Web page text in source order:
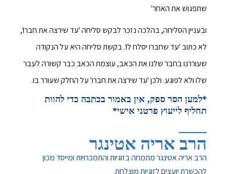
שתפגוש את האחר'
ובעניין הסליחה, בהלכה נזכר לבקש סליחה 'עד שירצה את חברו',
לא כתוב 'עד שחברו יסלח לו'. בקשת סליחה היא על הנקודה
שעוררנו בחבר שלנו את הכאב, עוצמת הכאב כבר קשורה לעבר
שלו ולא לפוגע. ולכן 'עד שירצה את חברו' על החלק שעורר בו.
*למען הסר ספק, אין באמור בכתבה כדי להוות
תחליף לייעוץ פרטני אישי*
הרב אריה אטינגר
הרב אריה אטינגר מתמחה בזוגיות והתמכרויות ומייסד מכון
להכשרת יועצים לזוגיות מוצלחת.